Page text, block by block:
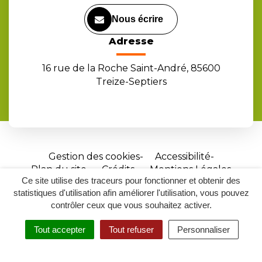
Ce site utilise des traceurs pour fonctionner et obtenir des
statistiques d'utilisation afin améliorer l'utilisation, vous pouvez
contrôler ceux que vous souhaitez activer.
Tout accepter Tout refuser Personnaliser
RECHERCHER
ACCESSIBILITÉ
Nous écrire
Adresse
16 rue de la Roche Saint-André, 85600
Treize-Septiers
Gestion des cookies
Accessibilité
Plan du site
Crédits
Mentions Légales
Site
réalisé
par
Inovagora